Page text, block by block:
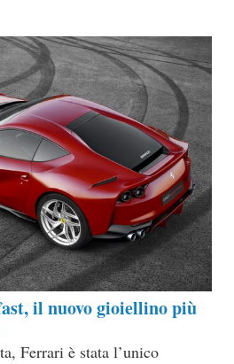
il nuovo gioiellino più
Ferrari è stata l’unico